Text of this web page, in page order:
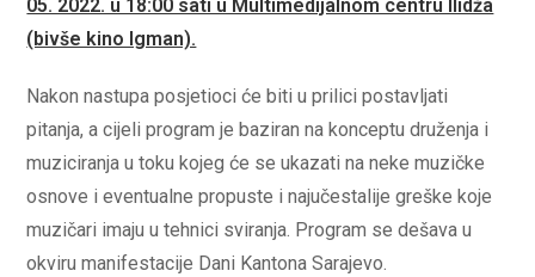
05. 2022. u 18:00 sati u Multimedijalnom centru Ilidža
(bivše kino Igman).
Nakon nastupa posjetioci će biti u prilici postavljati
pitanja, a cijeli program je baziran na konceptu druženja i
muziciranja u toku kojeg će se ukazati na neke muzičke
osnove i eventualne propuste i najučestalije greške koje
muzičari imaju u tehnici sviranja. Program se dešava u
okviru manifestacije Dani Kantona Sarajevo.